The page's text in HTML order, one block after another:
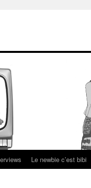
Le newbie c’est bibi